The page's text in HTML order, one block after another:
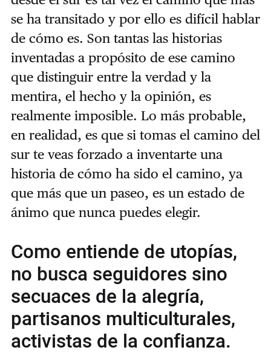
se ha transitado y por ello es difícil hablar
de cómo es. Son tantas las historias
inventadas a propósito de ese camino
que distinguir entre la verdad y la
mentira, el hecho y la opinión, es
realmente imposible. Lo más probable,
en realidad, es que si tomas el camino del
sur te veas forzado a inventarte una
historia de cómo ha sido el camino, ya
que más que un paseo, es un estado de
ánimo que nunca puedes elegir.
Como entiende de utopías,
no busca seguidores sino
secuaces de la alegría,
partisanos multiculturales,
activistas de la confianza.